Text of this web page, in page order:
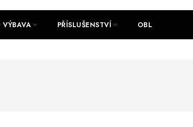
VÝBAVA PŘÍSLUŠENSTVÍ OBLEČENÍ